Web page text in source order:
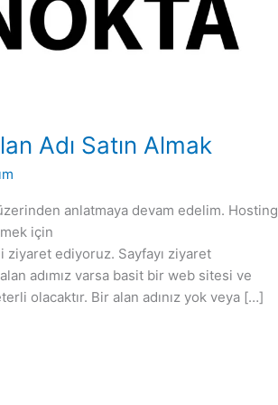
Adı Satın Almak
anlatmaya devam edelim. Hosting
için
ediyoruz. Sayfayı ziyaret
adımız varsa basit bir web sitesi ve
olacaktır. Bir alan adınız yok veya […]